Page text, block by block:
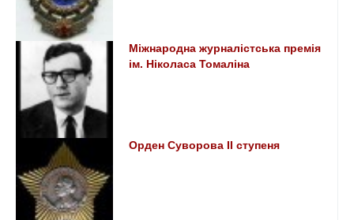
Міжнародна журналістська премія
ім. Ніколаса Томаліна
Орден Суворова IІ ступеня